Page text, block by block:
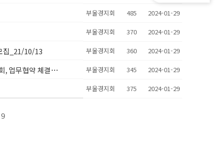
부울경지회 485 2024-01-29
부울경지회 370 2024-01-29
집_21/10/13 부울경지회 360 2024-01-29
, 업무협약 체결
부울경지회 345 2024-01-29
부울경지회 375 2024-01-29
9